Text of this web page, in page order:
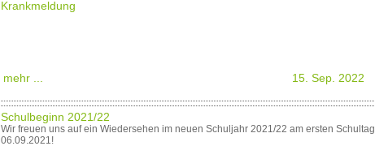
Krankmeldung
mehr ... 15. Sep. 2022
Schulbeginn 2021/22
Wir freuen uns auf ein Wiedersehen im neuen Schuljahr 2021/22 am ersten Schultag
06.09.2021!